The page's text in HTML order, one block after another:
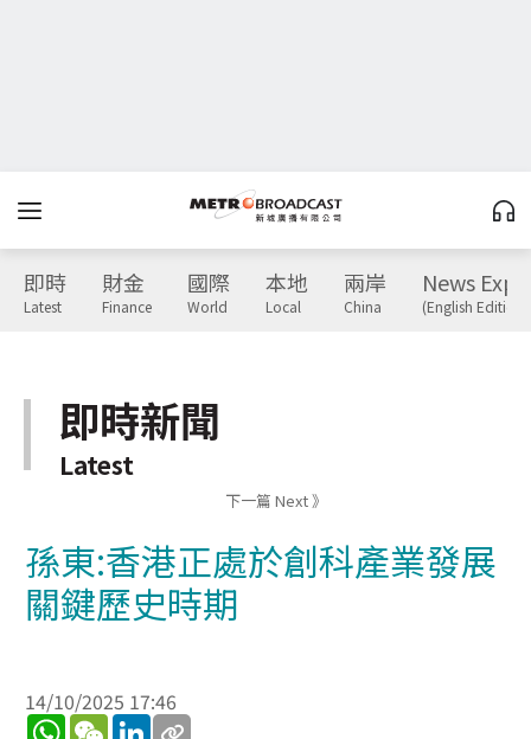
即時
Latest
財金
Finance
國際
World
本地
Local
兩岸
China
News
(English Edition)
即時新聞
Latest
下一篇 Next 》
孫東:香港正處於創科產業發展
關鍵歷史時期
14/10/2025 17:46
WhatsApp
WeChatLinkedIn